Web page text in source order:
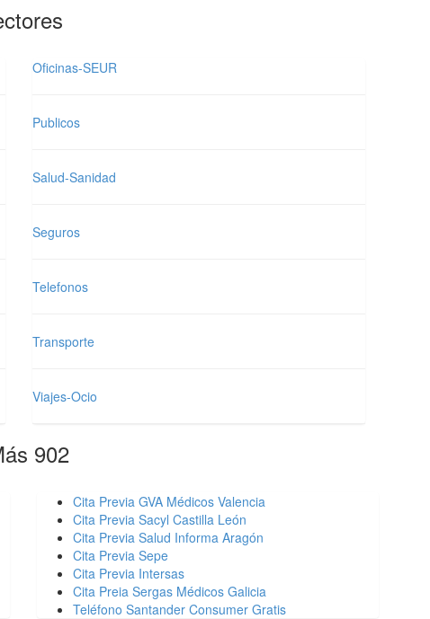
Oficinas-SEUR
Publicos
Salud-Sanidad
Seguros
Telefonos
Transporte
Viajes-Ocio
902
Cita Previa GVA Médicos Valencia
Cita Previa Sacyl Castilla León
Cita Previa Salud Informa Aragón
Cita Previa Sepe
Cita Previa Intersas
Cita Preia Sergas Médicos Galicia
Teléfono Santander Consumer Gratis